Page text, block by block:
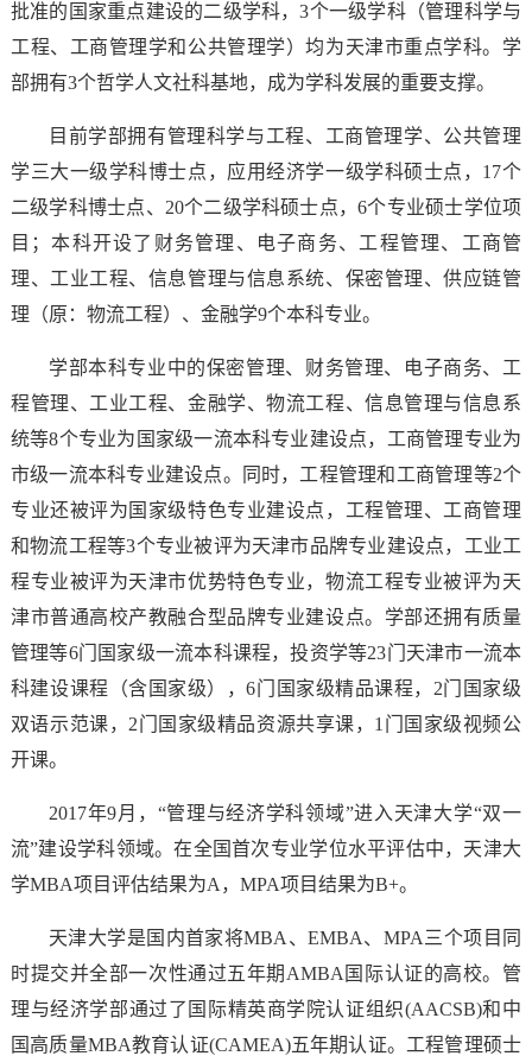
批准的国家重点建设的二级学科，3个一级学科（管理科学与
工程、工商管理学和公共管理学）均为天津市重点学科。学
部拥有3个哲学人文社科基地，成为学科发展的重要支撑。
目前学部拥有管理科学与工程、工商管理学、公共管理
学三大一级学科博士点，应用经济学一级学科硕士点，17个
二级学科博士点、20个二级学科硕士点，6个专业硕士学位项
目；本科开设了财务管理、电子商务、工程管理、工商管
理、工业工程、信息管理与信息系统、保密管理、供应链管
理（原：物流工程）、金融学9个本科专业。
学部本科专业中的保密管理、财务管理、电子商务、工
程管理、工业工程、金融学、物流工程、信息管理与信息系
统等8个专业为国家级一流本科专业建设点，工商管理专业为
市级一流本科专业建设点。同时，工程管理和工商管理等2个
专业还被评为国家级特色专业建设点，工程管理、工商管理
和物流工程等3个专业被评为天津市品牌专业建设点，工业工
程专业被评为天津市优势特色专业，物流工程专业被评为天
津市普通高校产教融合型品牌专业建设点。学部还拥有质量
管理等6门国家级一流本科课程，投资学等23门天津市一流本
科建设课程（含国家级），6门国家级精品课程，2门国家级
双语示范课，2门国家级精品资源共享课，1门国家级视频公
开课。
2017年9月，“管理与经济学科领域”进入天津大学“双一
流”建设学科领域。在全国首次专业学位水平评估中，天津大
学MBA项目评估结果为A，MPA项目结果为B+。
天津大学是国内首家将MBA、EMBA、MPA三个项目同
时提交并全部一次性通过五年期AMBA国际认证的高校。管
理与经济学部通过了 国际精英商学院认证组织(AACSB)和中
国高质量MBA教育认证(CAMEA)五年期认证。工程管理硕士